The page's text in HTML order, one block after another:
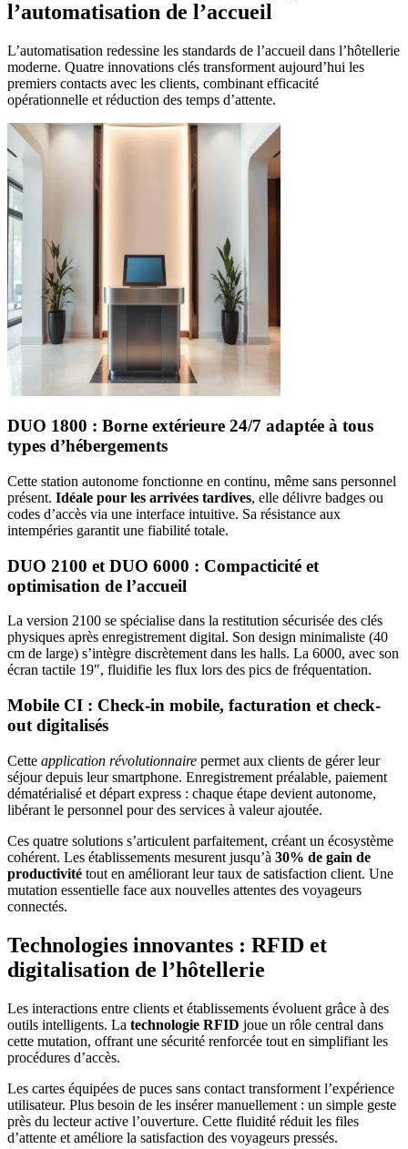
l’automatisation de l’accueil
L’automatisation redessine les standards de l’accueil dans l’hôtellerie
moderne. Quatre innovations clés transforment aujourd’hui les
premiers contacts avec les clients, combinant efficacité
opérationnelle et réduction des temps d’attente.
DUO 1800 : Borne extérieure 24/7 adaptée à tous
types d’hébergements
Cette station autonome fonctionne en continu, même sans personnel
présent. Idéale pour les arrivées tardives, elle délivre badges ou
codes d’accès via une interface intuitive. Sa résistance aux
intempéries garantit une fiabilité totale.
DUO 2100 et DUO 6000 : Compacticité et
optimisation de l’accueil
La version 2100 se spécialise dans la restitution sécurisée des clés
physiques après enregistrement digital. Son design minimaliste (40
cm de large) s’intègre discrètement dans les halls. La 6000, avec son
écran tactile 19″, fluidifie les flux lors des pics de fréquentation.
Mobile CI : Check-in mobile, facturation et check-
out digitalisés
Cette application révolutionnaire permet aux clients de gérer leur
séjour depuis leur smartphone. Enregistrement préalable, paiement
dématérialisé et départ express : chaque étape devient autonome,
libérant le personnel pour des services à valeur ajoutée.
Ces quatre solutions s’articulent parfaitement, créant un écosystème
cohérent. Les établissements mesurent jusqu’à 30% de gain de
productivité tout en améliorant leur taux de satisfaction client. Une
mutation essentielle face aux nouvelles attentes des voyageurs
connectés.
Technologies innovantes : RFID et
digitalisation de l’hôtellerie
Les interactions entre clients et établissements évoluent grâce à des
outils intelligents. La technologie RFID joue un rôle central dans
cette mutation, offrant une sécurité renforcée tout en simplifiant les
procédures d’accès.
Les cartes équipées de puces sans contact transforment l’expérience
utilisateur. Plus besoin de les insérer manuellement : un simple geste
près du lecteur active l’ouverture. Cette fluidité réduit les files
d’attente et améliore la satisfaction des voyageurs pressés.